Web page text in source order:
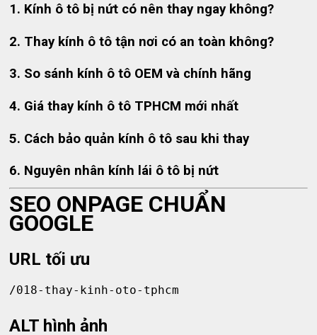
1. Kính ô tô bị nứt có nên thay ngay không?
2. Thay kính ô tô tận nơi có an toàn không?
3. So sánh kính ô tô OEM và chính hãng
4. Giá thay kính ô tô TPHCM mới nhất
5. Cách bảo quản kính ô tô sau khi thay
6. Nguyên nhân kính lái ô tô bị nứt
SEO ONPAGE CHUẨN
GOOGLE
URL tối ưu
/018-thay-kinh-oto-tphcm
ALT hình ảnh